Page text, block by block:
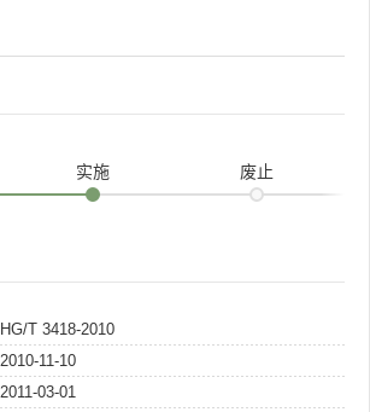
实施 废止
HG/T 3418-2010
2010-11-10
2011-03-01